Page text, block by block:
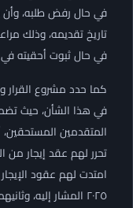
في حال رفض طلبه، وأن
تاريخ تقديمه، وذلك
في حال ثبوت أحقيته
كما حدد مشروع القرار
في هذا الشأن، حيث
المتقدمين المستحقين،
تحرر لهم عقد إيجار من
٢٠٢٥ المشار إليه،